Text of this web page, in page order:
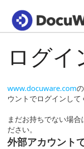
ログイ
www.docuware.com
ウントでログインして
まだお持ちでない場
ださい。
外部アカウント